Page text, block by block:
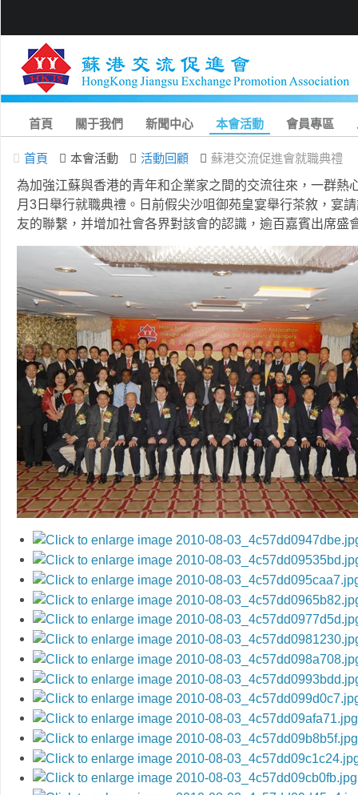
首頁 關于我們 新聞中心 本會活動 會員專區
首頁 本會活動 活動回顧
蘇港交流促進會就職典禮
為加強江蘇與香港的青年和企業家之間的交流往來，一群熱
月3日舉行就職典禮。日前假尖沙咀御苑皇宴舉行茶敘，宴
友的聯繫，并增加社會各界對該會的認識，逾百嘉賓出席盛